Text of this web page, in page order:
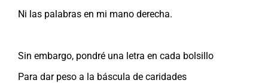
Ni las palabras en mi mano derecha.
Sin embargo, pondré una letra en cada bolsillo
Para dar peso a la báscula de caridades